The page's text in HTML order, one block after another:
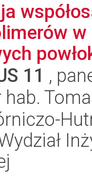
11 ,
hab.